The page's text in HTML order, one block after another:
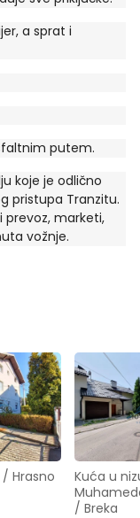
a sprat i
putem.
koje je odlično
pristupa Tranzitu.
prevoz, marketi,
vožnje.
Hrasno
Kuća u
/ Breka